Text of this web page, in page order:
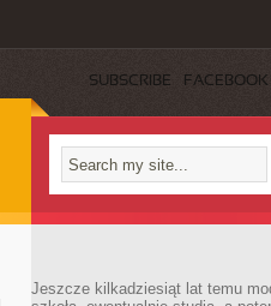
SUBSCRIBE FACEBOOK
Jeszcze kilkadziesiąt lat temu